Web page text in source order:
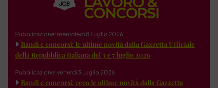
Pubblicazione: mercoledì 8 Luglio 2026
Bandi e concorsi: le ultime novità dalla Gazzetta Ufficiale
della Repubblica Italiana del 3 e 7 luglio 2026
Pubblicazione: venerdì 3 Luglio 2026
Bandi e concorsi: ecco le ultime novità dalla Gazzetta